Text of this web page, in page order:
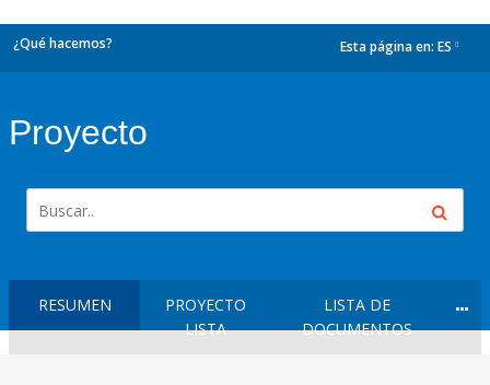
¿Qué hacemos? Esta página en: ES
Proyecto
RESUMEN
PROYECTO
LISTA
LISTA DE
DOCUMENTOS